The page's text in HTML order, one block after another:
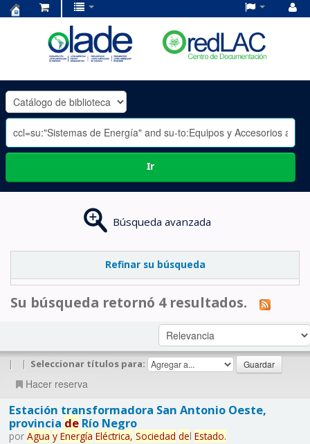
OLADE
-
Ir
Búsqueda avanzada
Refinar su búsqueda
Su búsqueda retornó 4 resultados.
| | Seleccionar títulos para:
Hacer reserva
Estación transformadora San Antonio Oeste,
provincia deRío Negro
por Agua y Energía Eléctrica, Sociedad del Estado.